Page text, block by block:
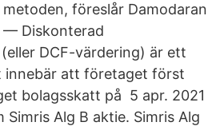
föreslår Damodaran
— Diskonterad
DCF-värdering) är ett
innebär att företaget först
bolagsskatt på 5 apr. 2021
Alg B aktie. Simris Alg